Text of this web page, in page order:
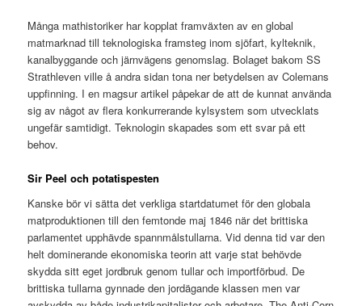
Många mathistoriker har kopplat framväxten av en global
matmarknad till teknologiska framsteg inom sjöfart, kylteknik,
kanalbyggande och järnvägens genomslag. Bolaget bakom SS
Strathleven ville å andra sidan tona ner betydelsen av Colemans
uppfinning. I en magsur artikel påpekar de att de kunnat använda
sig av något av flera konkurrerande kylsystem som utvecklats
ungefär samtidigt. Teknologin skapades som ett svar på ett
behov.
Sir Peel och potatispesten
Kanske bör vi sätta det verkliga startdatumet för den globala
matproduktionen till den femtonde maj 1846 när det brittiska
parlamentet upphävde spannmålstullarna. Vid denna tid var den
helt dominerande ekonomiska teorin att varje stat behövde
skydda sitt eget jordbruk genom tullar och importförbud. De
brittiska tullarna gynnade den jordägande klassen men var